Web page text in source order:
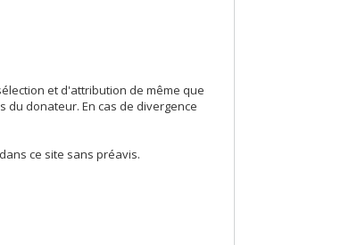
et d'attribution de même que
du donateur. En cas de divergence
ce site sans préavis.